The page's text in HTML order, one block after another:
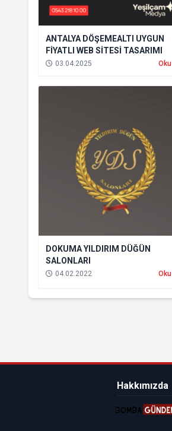
ANTALYA DÖŞEMEALTI UYGUN
FİYATLI WEB SİTESİ TASARIMI
03.04.2025 Oku
DOKUMA YILDIRIM DÜĞÜN
SALONLARI
04.02.2022 Oku
Hakkımızda